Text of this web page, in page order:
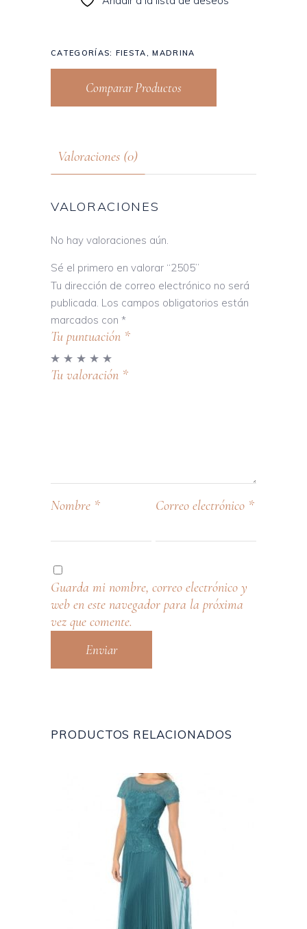
CATEGORÍAS: FIESTA,MADRINA
Comparar Productos
Valoraciones (0)
VALORACIONES
No hay valoraciones aún.
Sé el primero en valorar “2505”
Tu dirección de correo electrónico no será
publicada. Los campos obligatorios están
marcados con *
Tu puntuación *
Tu valoración *
Nombre * Correo electrónico *
Guarda mi nombre, correo electrónico y
web en este navegador para la próxima
vez que comente.
PRODUCTOS RELACIONADOS